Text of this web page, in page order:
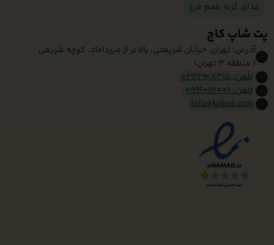
غذای گربه طعم مرغ
پت شاپ کاج
آدرس: تهران، خیابان شریعتی، بالا تر از میرداماد، کوچه شریفی
( منطقه 3 تهران)
تلفن: 02122908315
تلفن: 09960112006
info@kajpet.com